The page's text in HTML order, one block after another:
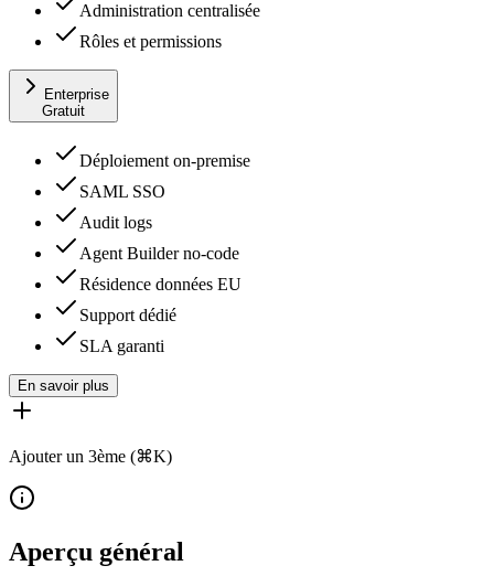
Administration centralisée
Rôles et permissions
Enterprise
Gratuit
Déploiement on-premise
SAML SSO
Audit logs
Agent Builder no-code
Résidence données EU
Support dédié
SLA garanti
En savoir plus
Ajouter un 3ème (⌘K)
Aperçu général